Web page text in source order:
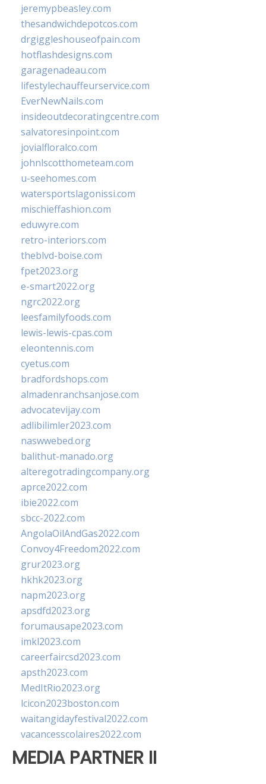
jeremypbeasley.com
thesandwichdepotcos.com
drgiggleshouseofpain.com
hotflashdesigns.com
garagenadeau.com
lifestylechauffeurservice.com
EverNewNails.com
insideoutdecoratingcentre.com
salvatoresinpoint.com
jovialfloralco.com
johnlscotthometeam.com
u-seehomes.com
watersportslagonissi.com
mischieffashion.com
eduwyre.com
retro-interiors.com
theblvd-boise.com
fpet2023.org
e-smart2022.org
ngrc2022.org
leesfamilyfoods.com
lewis-lewis-cpas.com
eleontennis.com
cyetus.com
bradfordshops.com
almadenranchsanjose.com
advocatevijay.com
adlibilimler2023.com
naswwebed.org
balithut-manado.org
alteregotradingcompany.org
aprce2022.com
ibie2022.com
sbcc-2022.com
AngolaOilAndGas2022.com
Convoy4Freedom2022.com
grur2023.org
hkhk2023.org
napm2023.org
apsdfd2023.org
forumausape2023.com
imkl2023.com
careerfaircsd2023.com
apsth2023.com
MedItRio2023.org
lcicon2023boston.com
waitangidayfestival2022.com
vacancesscolaires2022.com
MEDIA PARTNER II